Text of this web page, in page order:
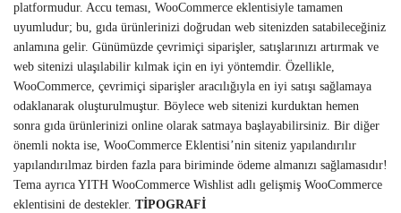
platformudur. Accu teması, WooCommerce eklentisiyle tamamen
uyumludur; bu, gıda ürünlerinizi doğrudan web sitenizden satabileceğiniz
anlamına gelir. Günümüzde çevrimiçi siparişler, satışlarınızı artırmak ve
web sitenizi ulaşılabilir kılmak için en iyi yöntemdir. Özellikle,
WooCommerce, çevrimiçi siparişler aracılığıyla en iyi satışı sağlamaya
odaklanarak oluşturulmuştur. Böylece web sitenizi kurduktan hemen
sonra gıda ürünlerinizi online olarak satmaya başlayabilirsiniz. Bir diğer
önemli nokta ise, WooCommerce Eklentisi’nin siteniz yapılandırılır
yapılandırılmaz birden fazla para biriminde ödeme almanızı sağlamasıdır!
Tema ayrıca YITH WooCommerce Wishlist adlı gelişmiş WooCommerce
eklentisini de destekler. TİPOGRAFİ